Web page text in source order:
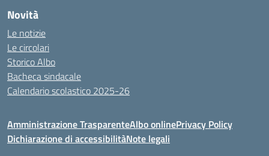
Novità
Le notizie
Le circolari
Storico Albo
Bacheca sindacale
Calendario scolastico 2025-26
Amministrazione TrasparenteAlbo onlinePrivacy Policy
Dichiarazione di accessibilitàNote legali